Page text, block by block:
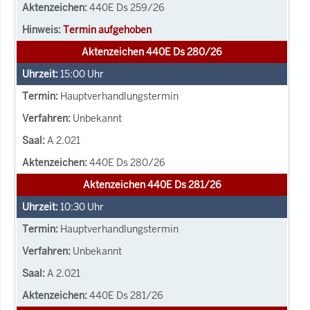
440E Ds 259/26
Termin aufgehoben
Aktenzeichen 440E Ds 280/26
15:00 Uhr
Hauptverhandlungstermin
Unbekannt
A 2.021
440E Ds 280/26
Aktenzeichen 440E Ds 281/26
10:30 Uhr
Hauptverhandlungstermin
Unbekannt
A 2.021
440E Ds 281/26